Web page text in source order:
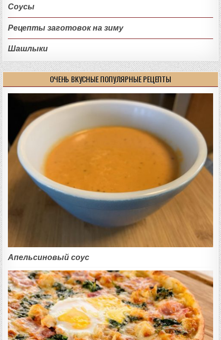
Соусы
Рецепты заготовок на зиму
Шашлыки
ОЧЕНЬ ВКУСНЫЕ ПОПУЛЯРНЫЕ РЕЦЕПТЫ
Апельсиновый соус